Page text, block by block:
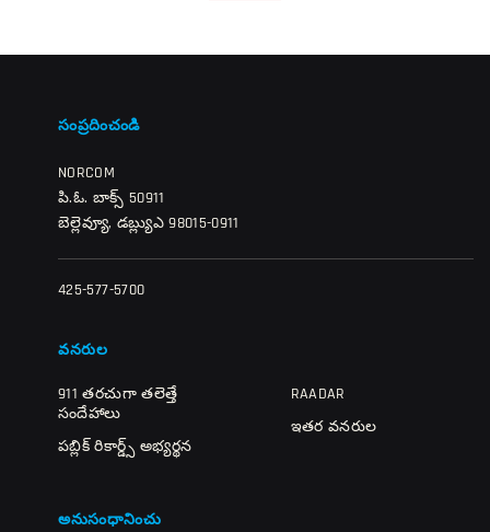
సంప్రదించండి
NORCOM
పి.ఓ. బాక్స్ 50911
బెల్లెవ్యూ, డబ్ల్యుఎ 98015-0911
425-577-5700
వనరుల
911 తరచుగా తలెత్తే
సందేహాలు
పబ్లిక్ రికార్డ్స్ అభ్యర్థన
RAADAR
ఇతర వనరుల
అనుసంధానించు